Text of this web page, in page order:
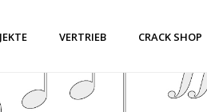
VERTRIEB CRACK SHOP